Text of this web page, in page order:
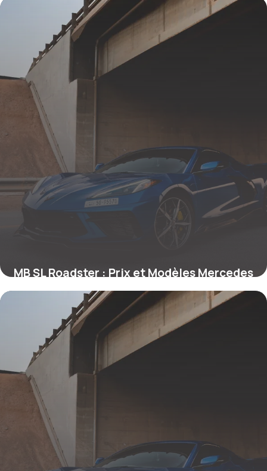
MB SL Roadster : Prix et Modèles Mercedes
22 mai 2026